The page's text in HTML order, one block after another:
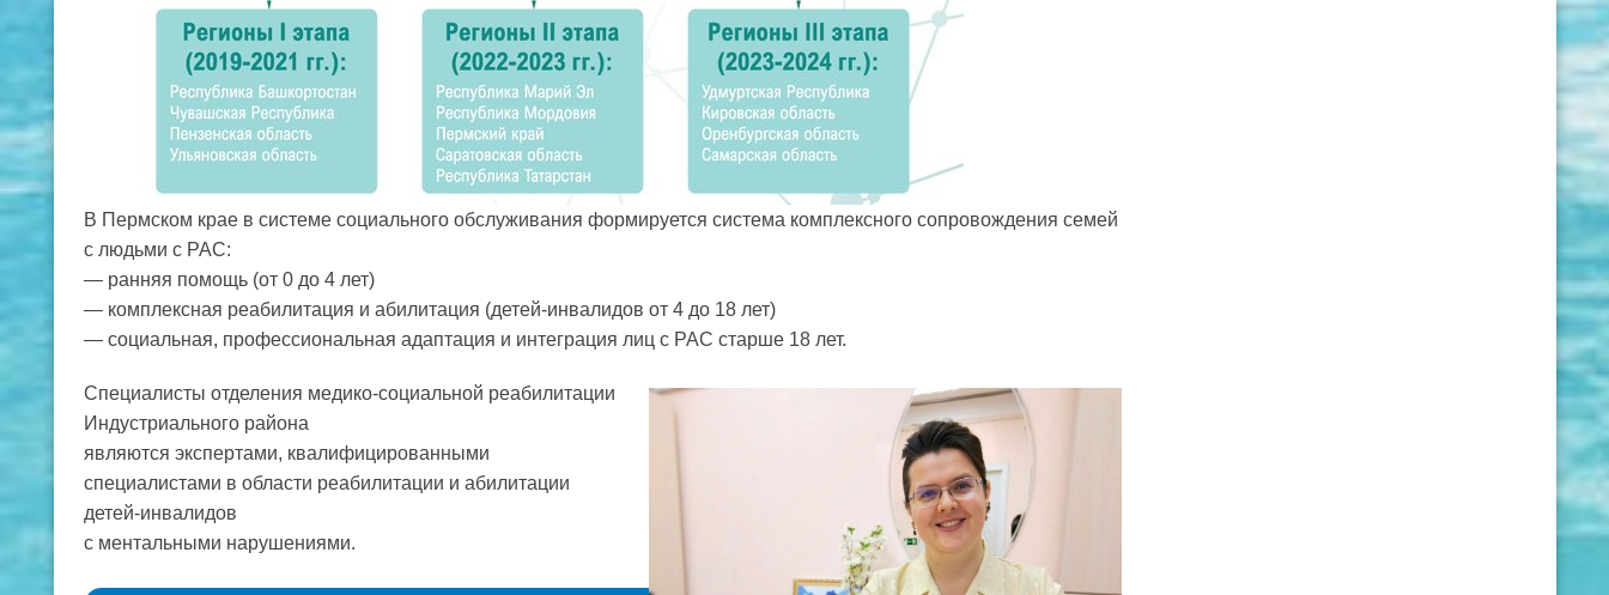
В Пермском крае в системе социального обслуживания формируется система комплексного сопровождения семей
с людьми с РАС:
— ранняя помощь (от 0 до 4 лет)
— комплексная реабилитация и абилитация (детей-инвалидов от 4 до 18 лет)
— социальная, профессиональная адаптация и интеграция лиц с РАС старше 18 лет.
Специалисты отделения медико-социальной реабилитации
Индустриального района
являются экспертами, квалифицированными
специалистами в области реабилитации и абилитации
детей-инвалидов
с ментальными нарушениями.